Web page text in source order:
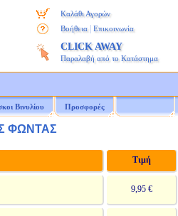
Καλάθι Αγορών
Βοήθεια
Επικοινωνία
CLICK AWAY
Παραλαβή από το Κατάστημα
Βινυλίου Προσφορές
ΦΩΝΤΑΣ
Τιμή
9,95 €